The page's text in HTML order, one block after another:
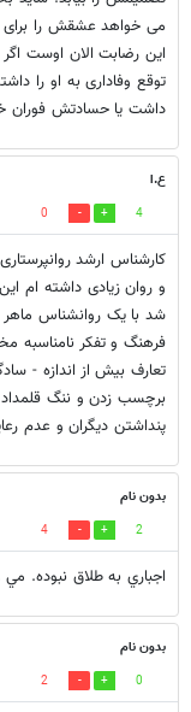
می خواهد عشقش را برای
این رضابت الان اوست اگر
توقع وفاداری به او را
داشت یا حسادتش فوران
ع.ا
4
0
کارشناس ارشد
و روان زیادی داشته ام
شد با یک روانشناس ماهر
فرهنگ و تفکر نامناسبه
تعارف بیش از اندازه -
برچسب زدن و ننگ
پنداشتن دیگران و عدم
بدون نام
2
4
اجباري به طلاق نبوده.
بدون نام
0
2